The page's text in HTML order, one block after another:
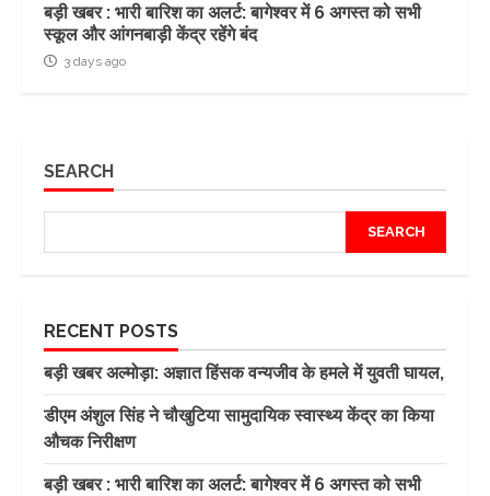
बड़ी खबर : भारी बारिश का अलर्ट: बागेश्वर में 6 अगस्त को सभी
स्कूल और आंगनबाड़ी केंद्र रहेंगे बंद
3 days ago
SEARCH
SEARCH
RECENT POSTS
बड़ी खबर अल्मोड़ा: अज्ञात हिंसक वन्यजीव के हमले में युवती घायल,
डीएम अंशुल सिंह ने चौखुटिया सामुदायिक स्वास्थ्य केंद्र का किया
औचक निरीक्षण
बड़ी खबर : भारी बारिश का अलर्ट: बागेश्वर में 6 अगस्त को सभी